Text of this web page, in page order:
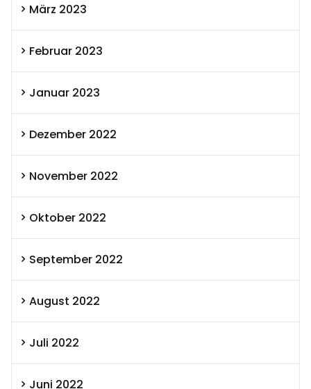
März 2023
Februar 2023
Januar 2023
Dezember 2022
November 2022
Oktober 2022
September 2022
August 2022
Juli 2022
Juni 2022